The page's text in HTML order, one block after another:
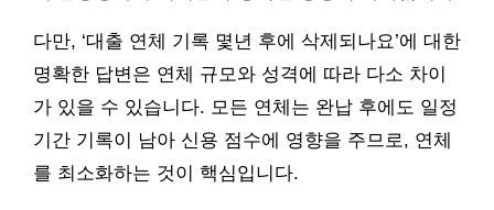
다만, ‘대출 연체 기록 몇년 후에 삭제되나요’에 대한
명확한 답변은 연체 규모와 성격에 따라 다소 차이
가 있을 수 있습니다. 모든 연체는 완납 후에도 일정
기간 기록이 남아 신용 점수에 영향을 주므로, 연체
를 최소화하는 것이 핵심입니다.